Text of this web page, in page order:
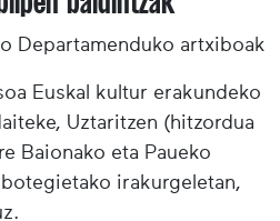
Departamenduko artxiboak
Euskal kultur erakundeko
Uztaritzen (hitzordua
Baionako eta Paueko
irakurgeletan,